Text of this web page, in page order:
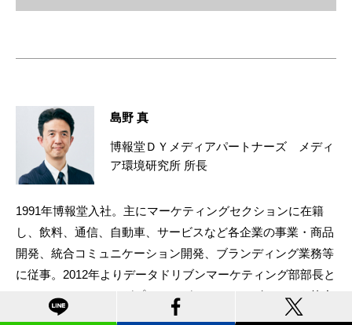
島野 真
博報堂ＤＹメディアパートナーズ メディ
ア環境研究所 所長
1991年博報堂入社。主にマーケティングセクションに在籍
し、飲料、通信、自動車、サービスなど各企業の事業・商品
開発、統合コミュニケーション開発、ブランディング業務等
に従事。2012年よりデータドリブンマーケティング部部長と
して、マーケティングプラニングとメディアビジネスを統合
した戦略立案・推進の高度化を担当。2017年よりデータドリ